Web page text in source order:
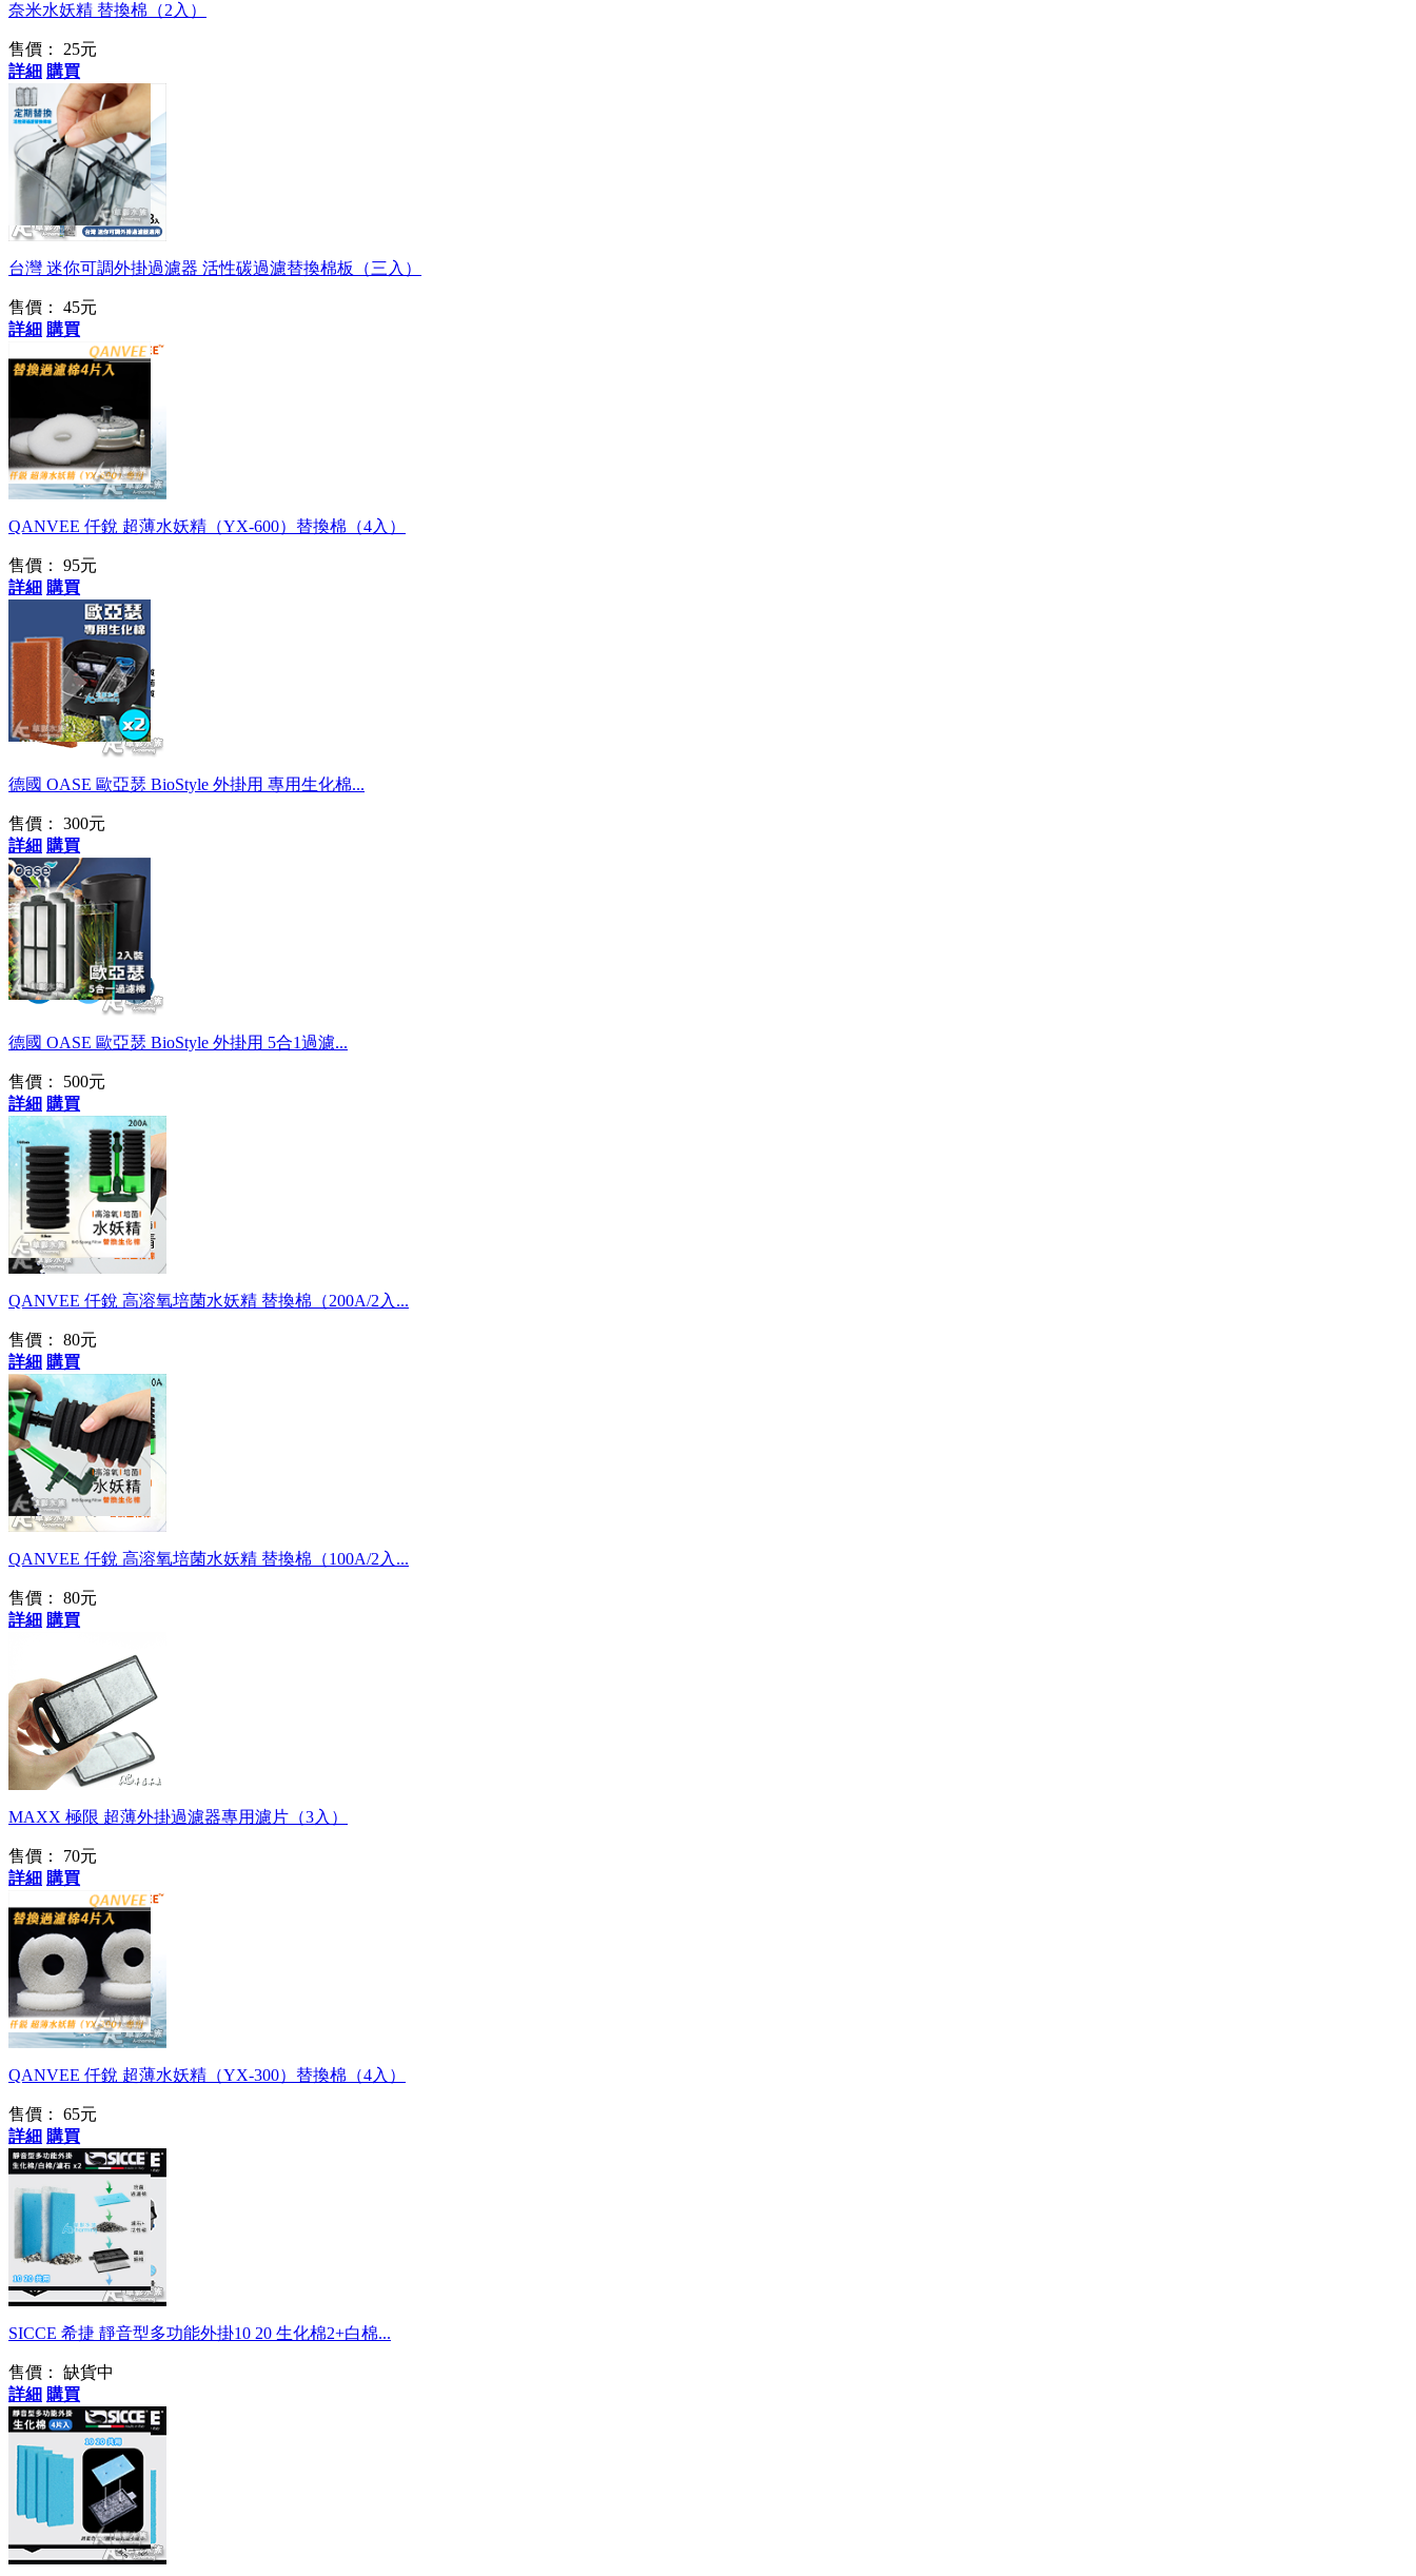
奈米水妖精 替換棉（2入）
售價：
25元
詳細 購買
插卡式更換
台灣 迷你可調外掛過濾器 活性碳過濾替換棉板（三入）
售價：
45元
詳細 購買
QANVEE 仟銳 超薄水妖精（YX-600）替換棉（4入）
售價：
95元
詳細 購買
OASE專用
德國 OASE 歐亞瑟 BioStyle 外掛用 專用生化棉...
售價：
300元
詳細 購買
德國 OASE 歐亞瑟 BioStyle 外掛用 5合1過濾...
售價：
500元
詳細 購買
棉質扎實細緻
QANVEE 仟銳 高溶氧培菌水妖精 替換棉（200A/2入...
售價：
80元
詳細 購買
棉質扎實細緻
QANVEE 仟銳 高溶氧培菌水妖精 替換棉（100A/2入...
售價：
80元
詳細 購買
MAXX 極限 超薄外掛過濾器專用濾片（3入）
售價：
70元
詳細 購買
QANVEE 仟銳 超薄水妖精（YX-300）替換棉（4入）
售價：
65元
詳細 購買
原廠替換用
SICCE 希捷 靜音型多功能外掛10 20 生化棉2+白棉...
售價：
缺貨中
詳細 購買
藍色生化棉